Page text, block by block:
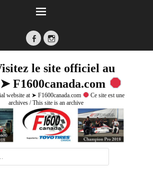
FacebookInstagram
le site officiel au
website at ➤ F1600canada.com
Ce site est une
archives / This site is an archive